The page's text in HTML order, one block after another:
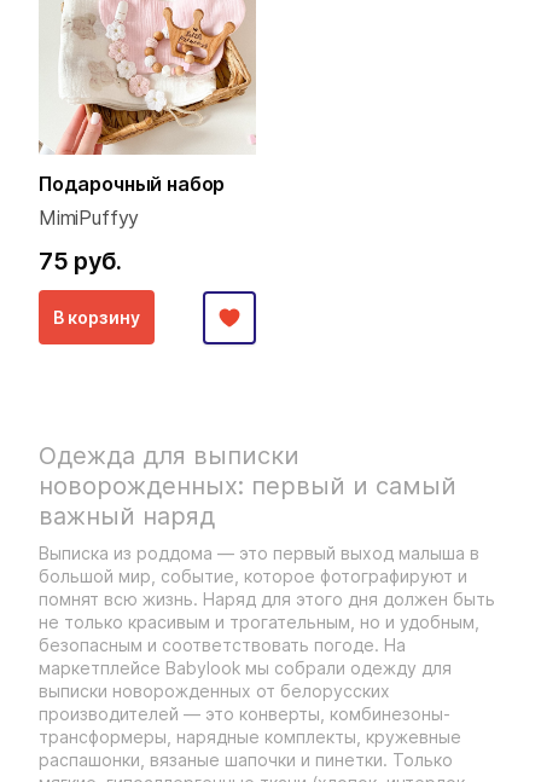
Подарочный набор
MimiPuffyy
75 руб.
В корзину
Одежда для выписки
новорожденных: первый и самый
важный наряд
Выписка из роддома — это первый выход малыша в
большой мир, событие, которое фотографируют и
помнят всю жизнь. Наряд для этого дня должен быть
не только красивым и трогательным, но и удобным,
безопасным и соответствовать погоде. На
маркетплейсе Babylook мы собрали одежду для
выписки новорожденных от белорусских
производителей — это конверты, комбинезоны-
трансформеры, нарядные комплекты, кружевные
распашонки, вязаные шапочки и пинетки. Только